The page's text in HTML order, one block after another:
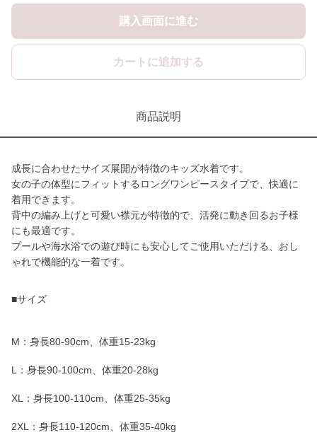
購入画面に進む
カートに追加する
商品説明
成長に合わせたサイズ展開が特徴のキッズ水着です。
女の子の体型にフィットするロングワンピースタイプで、快適に
着用できます。
背中の編み上げと可愛い襟元が特徴的で、活発に動き回るお子様
にも最適です。
プールや海水浴での遊び時にも安心してご使用いただける、おし
ゃれで機能的な一着です。
■サイズ
M：身長80-90cm、体重15-23kg
L：身長90-100cm、体重20-28kg
XL：身長100-110cm、体重25-35kg
2XL：身長110-120cm、体重35-40kg